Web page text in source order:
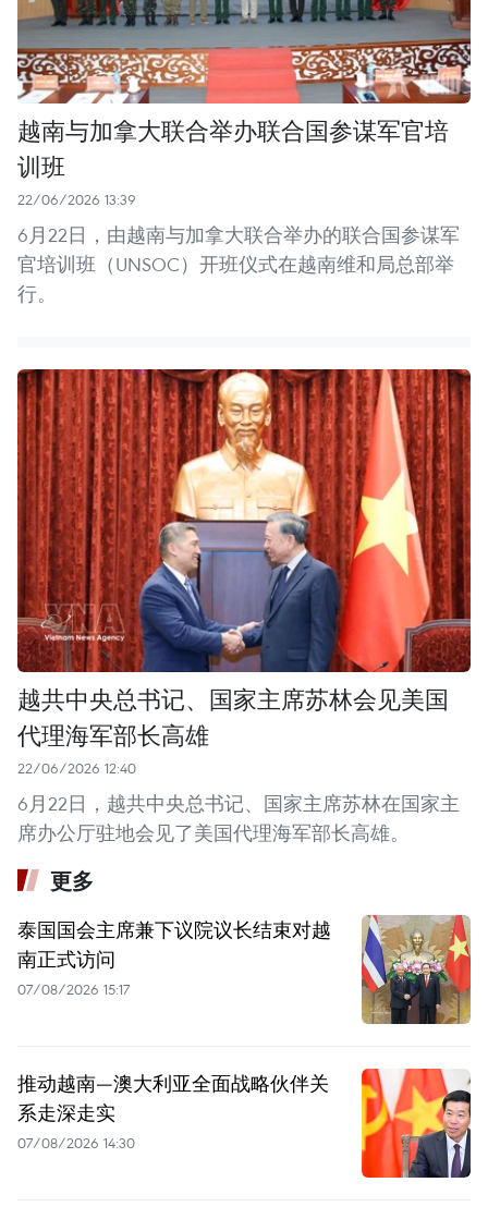
越南与加拿大联合举办联合国参谋军官培
训班
22/06/2026 13:39
6月22日，由越南与加拿大联合举办的联合国参谋军
官培训班（UNSOC）开班仪式在越南维和局总部举
行。
越共中央总书记、国家主席苏林会见美国
代理海军部长高雄
22/06/2026 12:40
6月22日，越共中央总书记、国家主席苏林在国家主
席办公厅驻地会见了美国代理海军部长高雄。
更多
泰国国会主席兼下议院议长结束对越
南正式访问
07/08/2026 15:17
推动越南—澳大利亚全面战略伙伴关
系走深走实
07/08/2026 14:30